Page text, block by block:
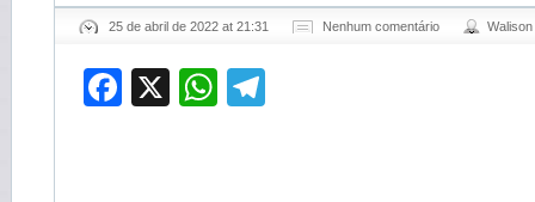
25 de abril de 2022 at 21:31 Nenhum comentário
Facebook
X WhatsApp